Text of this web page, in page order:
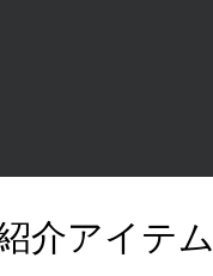
介アイテム